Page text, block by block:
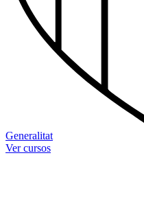
Generalitat
Ver cursos